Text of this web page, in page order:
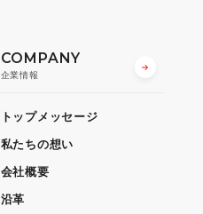
COMPANY
企業情報
トップメッセージ
私たちの想い
会社概要
沿革